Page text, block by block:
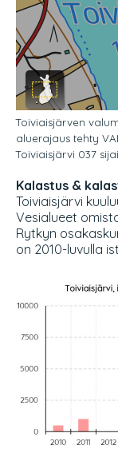
Toiviaisjärven
aluerajaus tehty
Toiviaisjärvi 037
Kalastus &
Toiviaisjärvi
Vesialueet
Rytkyn
on 2010-luvulla